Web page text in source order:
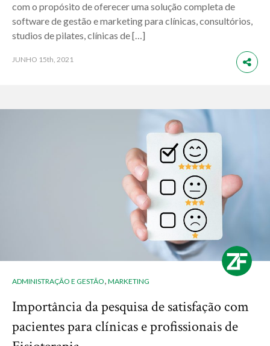
com o propósito de oferecer uma solução completa de
software de gestão e marketing para clínicas, consultórios,
studios de pilates, clínicas de […]
JUNHO 15th, 2021
ADMINISTRAÇÃO E GESTÃO, MARKETING
Importância da pesquisa de satisfação com
pacientes para clínicas e profissionais de